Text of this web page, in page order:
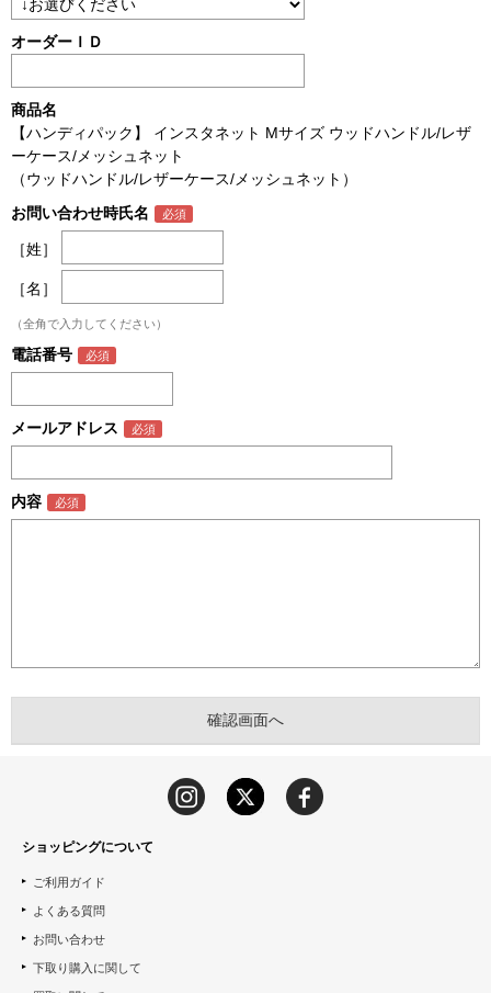
オーダーＩＤ
商品名
【ハンディパック】 インスタネット Mサイズ ウッドハンドル/レザ
ーケース/メッシュネット
（ウッドハンドル/レザーケース/メッシュネット）
お問い合わせ時氏名
［姓］
［名］
（全角で入力してください）
電話番号
メールアドレス
内容
ショッピングについて
ご利用ガイド
よくある質問
お問い合わせ
下取り購入に関して